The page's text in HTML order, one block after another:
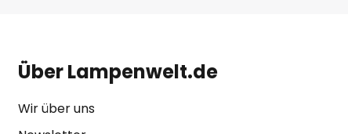
Über Lampenwelt.de
Wir über uns